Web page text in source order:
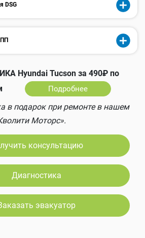
DSG
Hyundai Tucson за 490₽ по
Подробнее
в подарок при ремонте в нашем
Моторс».
консультацию
Диагностика
эвакуатор